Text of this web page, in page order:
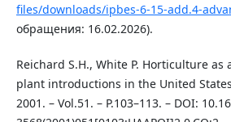
files/downloads/ipbes-6-15-add.4-
обращения: 16.02.2026).
Reichard S.H., White P. Horticulture as
plant introductions in the United
2001. – Vol.51. – P.103–113. – DOI: